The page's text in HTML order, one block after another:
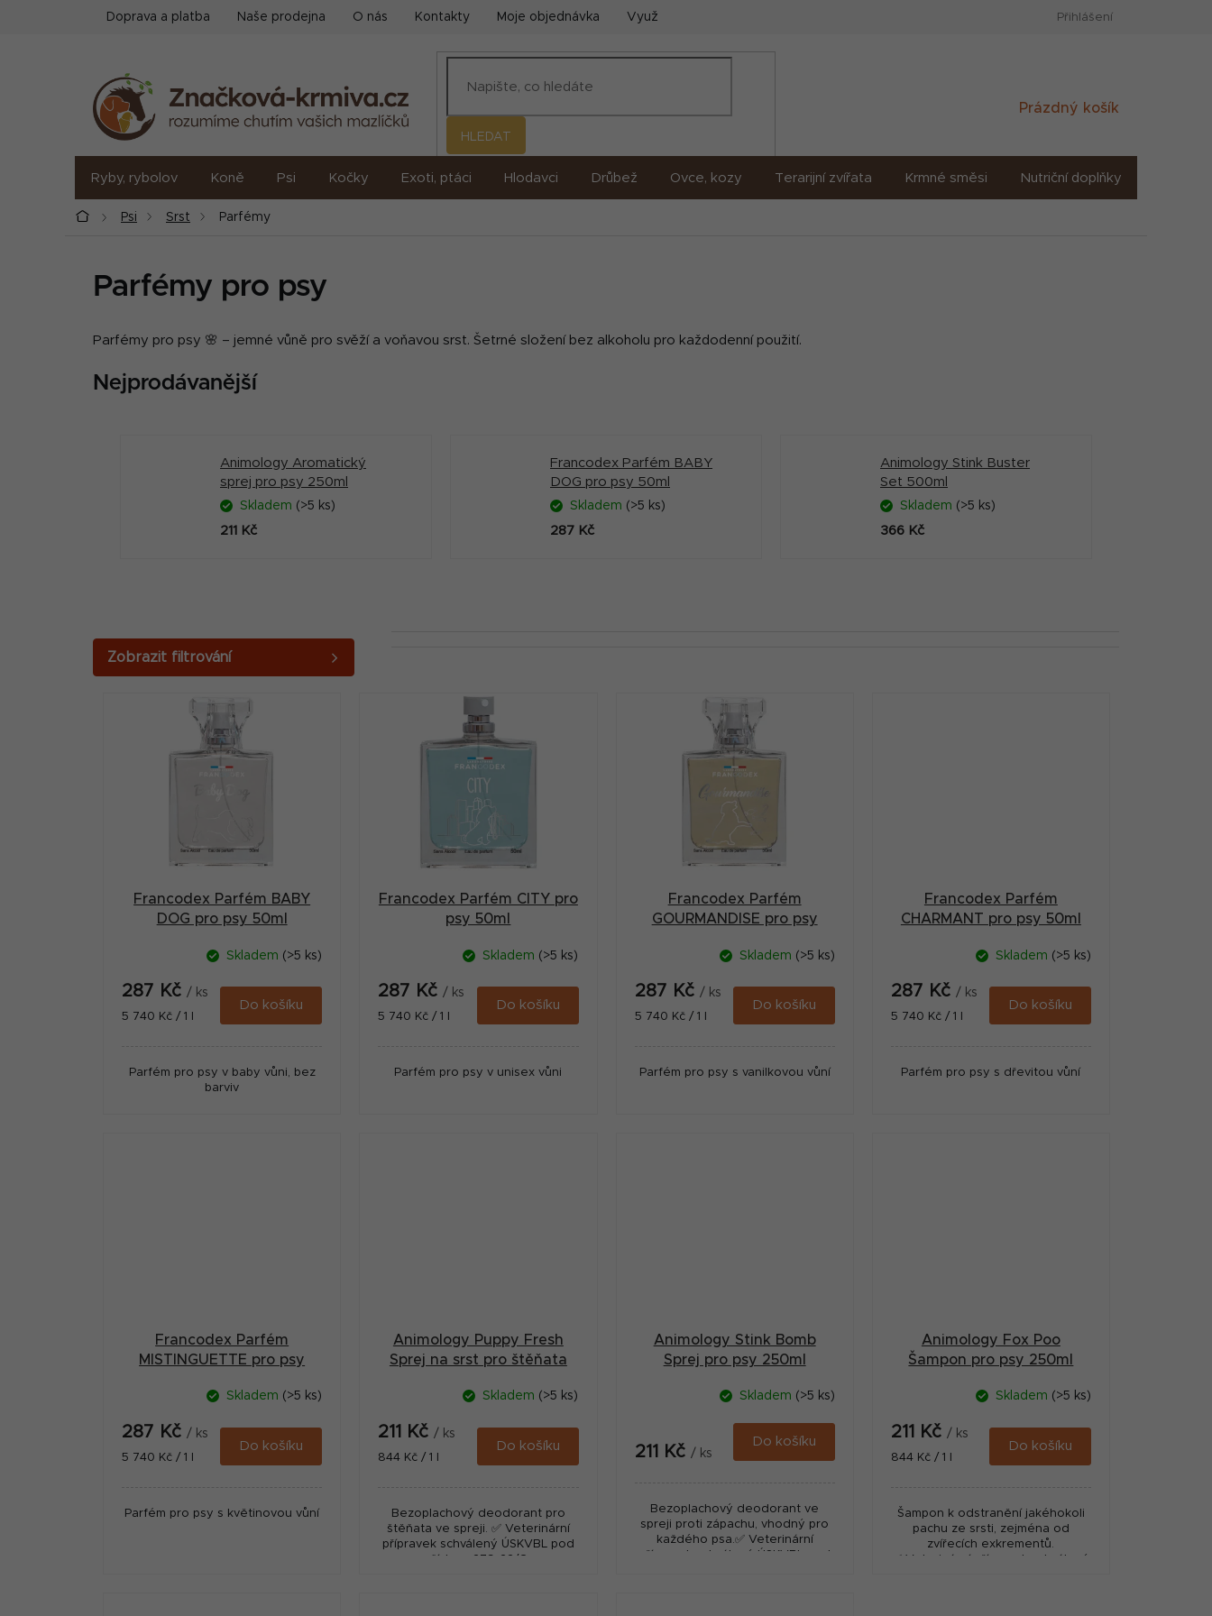
Doprava a platba Naše prodejna O nás Kontakty Moje objednávka Využití umělé inteligence (AI) Přihlášení
HLEDAT
Nákupní
Prázdný košík
Ryby, rybolov Koně Psi Kočky Exoti, ptáci Hlodavci Drůbež Ovce, kozy Terarijní zvířata Krmné směsi Nutriční doplňky
DomůPsi Srst Parfémy
Parfémy pro psy
Parfémy pro psy 🌸 – jemné vůně pro svěží a voňavou srst. Šetrné složení bez alkoholu pro každodenní použití.
Nejprodávanější
Animology Aromatický
sprej pro psy 250ml
Skladem (>5 ks)
211 Kč
Francodex Parfém BABY
DOG pro psy 50ml
Skladem (>5 ks)
287 Kč
Animology Stink Buster
Set 500ml
Skladem (>5 ks)
366 Kč
o
Francodex Parfém BABY
DOG pro psy 50ml
Skladem (>5 ks)
287 Kč / ks
Měrná
5 740 Kč / 1 l
Do košíku
Parfém pro psy v baby vůni, bez
barviv
Francodex Parfém CITY pro
psy 50ml
Skladem (>5 ks)
287 Kč/ ks
Měrná
5 740 Kč / 1 l
Do košíku
Parfém pro psy v unisex vůni
Francodex Parfém
GOURMANDISE pro psy
Skladem (>5 ks)
287 Kč / ks
Měrná
5 740 Kč / 1 l
Do košíku
Parfém pro psy s vanilkovou vůní
Francodex Parfém
CHARMANT pro psy 50ml
Skladem (>5 ks)
287 Kč / ks
Měrná
5 740 Kč / 1 l
Do košíku
Parfém pro psy s dřevitou vůní
Francodex Parfém
MISTINGUETTE pro psy
Skladem (>5 ks)
287 Kč / ks
Měrná
5 740 Kč / 1 l
Do košíku
Parfém pro psy s květinovou vůní
Animology Puppy Fresh
Sprej na srst pro štěňata
Skladem (>5 ks)
211 Kč / ks
Měrná
844 Kč / 1 l
Do košíku
Bezoplachový deodorant pro
štěňata ve spreji. ✅ Veterinární
přípravek schválený ÚSKVBL pod
číslem: 279-22/C
Animology Stink Bomb
Sprej pro psy 250ml
je
hvězdiček.
Skladem (>5 ks)
211 Kč / ks
Do košíku
Bezoplachový deodorant ve
spreji proti zápachu, vhodný pro
každého psa.✅ Veterinární
přípravek schválený ÚSKVBL pod
Animology Fox Poo
Šampon pro psy 250ml
Skladem (>5 ks)
211 Kč / ks
Měrná
844 Kč / 1 l
Do košíku
Šampon k odstranění jakéhokoli
pachu ze srsti, zejména od
zvířecích exkrementů.
✅ Veterinární přípravek schválený